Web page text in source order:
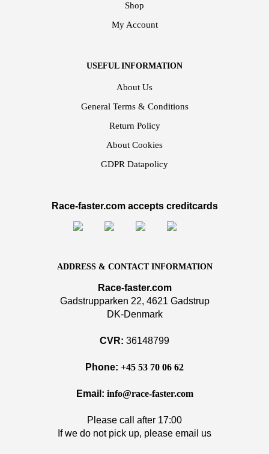
Shop
My Account
USEFUL INFORMATION
About Us
General Terms & Conditions
Return Policy
About Cookies
GDPR Datapolicy
Race-faster.com accepts creditcards
ADDRESS & CONTACT INFORMATION
Race-faster.com
Gadstrupparken 22, 4621 Gadstrup
DK-Denmark
CVR: 36148799
Phone: +45 53 70 06 62
Email: info@race-faster.com
Please call after 17:00
If we do not pick up, please email us